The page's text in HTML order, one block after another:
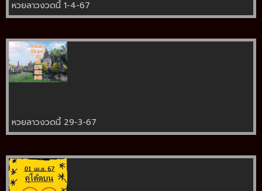
หวยลาวงวดนี้ 1-4-67
หวยลาวงวดนี้ 29-3-67